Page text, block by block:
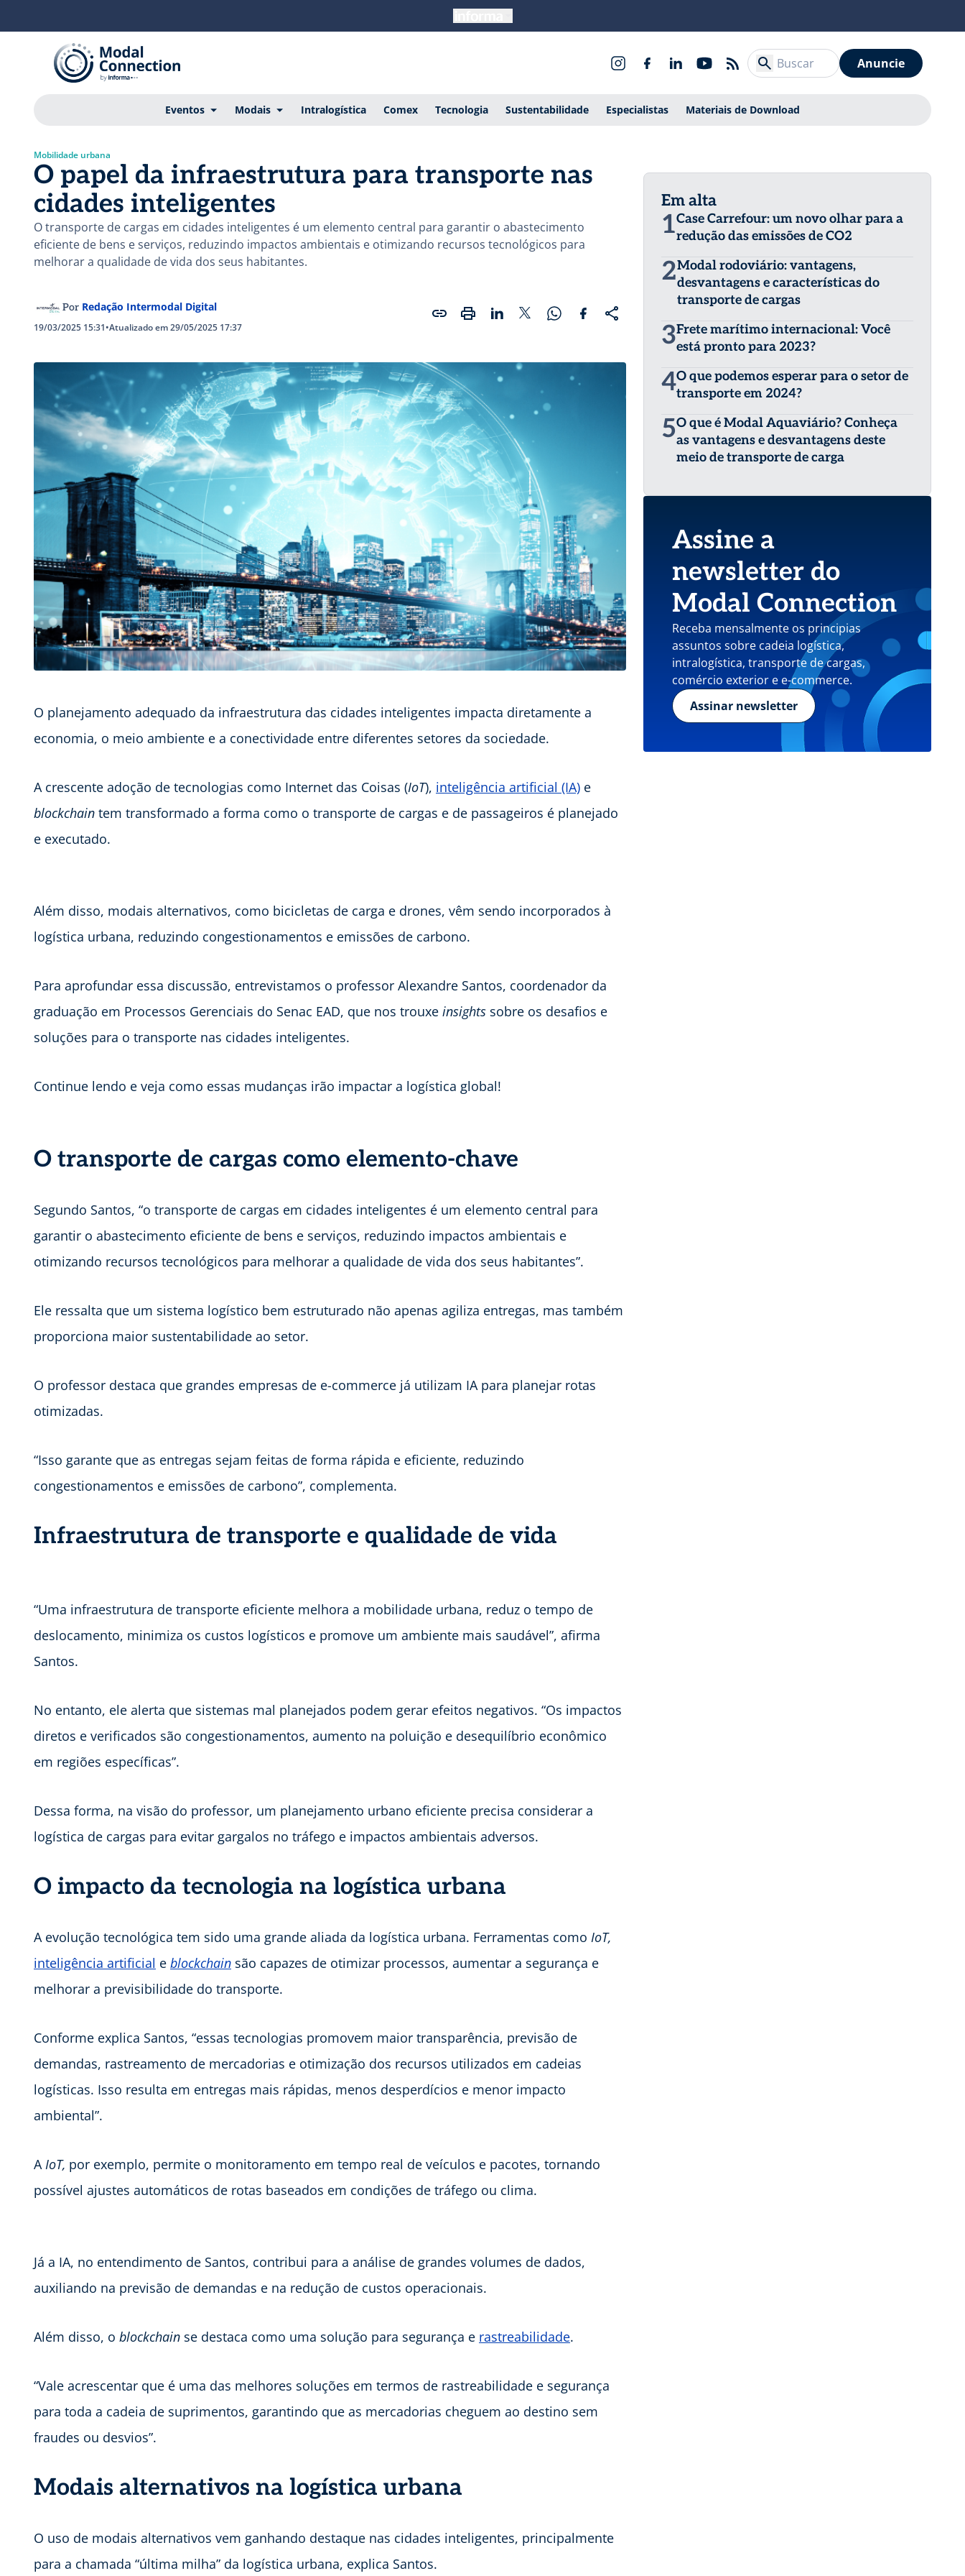
Anuncie
Eventos Modais Intralogística Comex Tecnologia Sustentabilidade Especialistas Materiais de Download
Mobilidade urbana
O papel da infraestrutura para transporte nas
cidades inteligentes
O transporte de cargas em cidades inteligentes é um elemento central para garantir o abastecimento
eficiente de bens e serviços, reduzindo impactos ambientais e otimizando recursos tecnológicos para
melhorar a qualidade de vida dos seus habitantes.
Por Redação Intermodal Digital
19/03/2025 15:31•Atualizado em 29/05/2025 17:37
O planejamento adequado da infraestrutura das cidades inteligentes impacta diretamente a
economia, o meio ambiente e a conectividade entre diferentes setores da sociedade.
A crescente adoção de tecnologias como Internet das Coisas (IoT), inteligência artificial (IA) e
blockchain tem transformado a forma como o transporte de cargas e de passageiros é planejado
e executado.
Além disso, modais alternativos, como bicicletas de carga e drones, vêm sendo incorporados à
logística urbana, reduzindo congestionamentos e emissões de carbono.
Para aprofundar essa discussão, entrevistamos o professor Alexandre Santos, coordenador da
graduação em Processos Gerenciais do Senac EAD, que nos trouxe insights sobre os desafios e
soluções para o transporte nas cidades inteligentes.
Continue lendo e veja como essas mudanças irão impactar a logística global!
O transporte de cargas como elemento-chave
Segundo Santos, “o transporte de cargas em cidades inteligentes é um elemento central para
garantir o abastecimento eficiente de bens e serviços, reduzindo impactos ambientais e
otimizando recursos tecnológicos para melhorar a qualidade de vida dos seus habitantes”.
Ele ressalta que um sistema logístico bem estruturado não apenas agiliza entregas, mas também
proporciona maior sustentabilidade ao setor.
O professor destaca que grandes empresas de e-commerce já utilizam IA para planejar rotas
otimizadas.
“Isso garante que as entregas sejam feitas de forma rápida e eficiente, reduzindo
congestionamentos e emissões de carbono”, complementa.
Infraestrutura de transporte e qualidade de vida
“Uma infraestrutura de transporte eficiente melhora a mobilidade urbana, reduz o tempo de
deslocamento, minimiza os custos logísticos e promove um ambiente mais saudável”, afirma
Santos.
No entanto, ele alerta que sistemas mal planejados podem gerar efeitos negativos. “Os impactos
diretos e verificados são congestionamentos, aumento na poluição e desequilíbrio econômico
em regiões específicas”.
Dessa forma, na visão do professor, um planejamento urbano eficiente precisa considerar a
logística de cargas para evitar gargalos no tráfego e impactos ambientais adversos.
O impacto da tecnologia na logística urbana
A evolução tecnológica tem sido uma grande aliada da logística urbana. Ferramentas como IoT,
inteligência artificial e blockchain são capazes de otimizar processos, aumentar a segurança e
melhorar a previsibilidade do transporte.
Conforme explica Santos, “essas tecnologias promovem maior transparência, previsão de
demandas, rastreamento de mercadorias e otimização dos recursos utilizados em cadeias
logísticas. Isso resulta em entregas mais rápidas, menos desperdícios e menor impacto
ambiental”.
AIoT, por exemplo, permite o monitoramento em tempo real de veículos e pacotes, tornando
possível ajustes automáticos de rotas baseados em condições de tráfego ou clima.
Já a IA, no entendimento de Santos, contribui para a análise de grandes volumes de dados,
auxiliando na previsão de demandas e na redução de custos operacionais.
Além disso, o blockchain se destaca como uma solução para segurança e rastreabilidade.
“Vale acrescentar que é uma das melhores soluções em termos de rastreabilidade e segurança
para toda a cadeia de suprimentos, garantindo que as mercadorias cheguem ao destino sem
fraudes ou desvios”.
Modais alternativos na logística urbana
O uso de modais alternativos vem ganhando destaque nas cidades inteligentes, principalmente
para a chamada “última milha” da logística urbana, explica Santos.
Em alta
1Case Carrefour: um novo olhar para a
redução das emissões de CO2
2Modal rodoviário: vantagens,
desvantagens e características do
transporte de cargas
3Frete marítimo internacional: Você
está pronto para 2023?
4O que podemos esperar para o setor de
transporte em 2024?
5O que é Modal Aquaviário? Conheça
as vantagens e desvantagens deste
meio de transporte de carga
Assine a
newsletter do
Modal Connection
Receba mensalmente os principias
assuntos sobre cadeia logística,
intralogística, transporte de cargas,
comércio exterior e e-commerce.
Assinar newsletter